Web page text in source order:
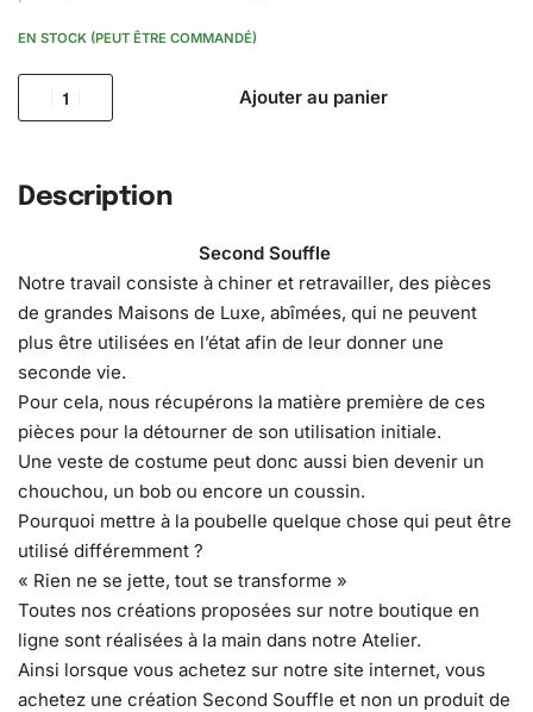
EN STOCK (PEUT ÊTRE COMMANDÉ)
Ajouter au panier
Description
Second Souffle
Notre travail consiste à chiner et retravailler, des pièces
de grandes Maisons de Luxe, abîmées, qui ne peuvent
plus être utilisées en l’état afin de leur donner une
seconde vie.
Pour cela, nous récupérons la matière première de ces
pièces pour la détourner de son utilisation initiale.
Une veste de costume peut donc aussi bien devenir un
chouchou, un bob ou encore un coussin.
Pourquoi mettre à la poubelle quelque chose qui peut être
utilisé différemment ?
« Rien ne se jette, tout se transforme »
Toutes nos créations proposées sur notre boutique en
ligne sont réalisées à la main dans notre Atelier.
Ainsi lorsque vous achetez sur notre site internet, vous
achetez une création Second Souffle et non un produit de